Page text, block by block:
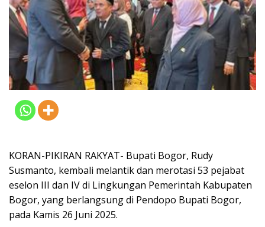
KORAN-PIKIRAN RAKYAT- Bupati Bogor, Rudy
Susmanto, kembali melantik dan merotasi 53 pejabat
eselon III dan IV di Lingkungan Pemerintah Kabupaten
Bogor, yang berlangsung di Pendopo Bupati Bogor,
pada Kamis 26 Juni 2025.